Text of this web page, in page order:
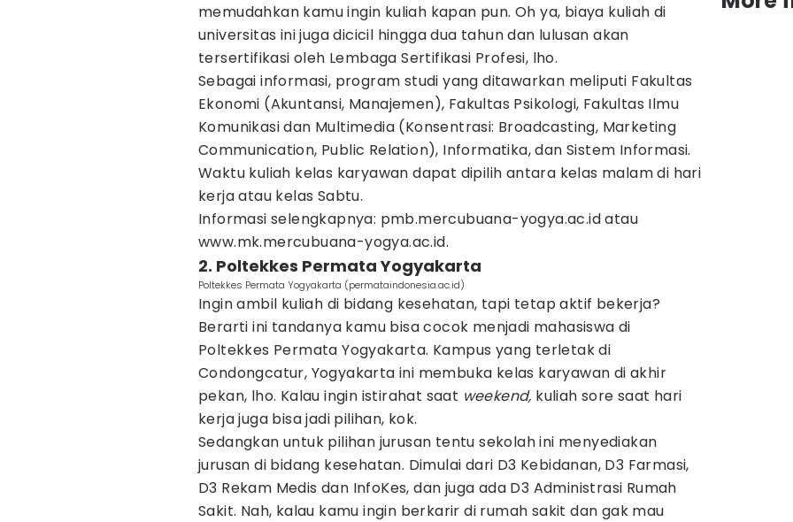
memudahkan kamu ingin kuliah kapan pun. Oh ya, biaya kuliah di
universitas ini juga dicicil hingga dua tahun dan lulusan akan
tersertifikasi oleh Lembaga Sertifikasi Profesi, lho.
Sebagai informasi, program studi yang ditawarkan meliputi Fakultas
Ekonomi (Akuntansi, Manajemen), Fakultas Psikologi, Fakultas Ilmu
Komunikasi dan Multimedia (Konsentrasi: Broadcasting, Marketing
Communication, Public Relation), Informatika, dan Sistem Informasi.
Waktu kuliah kelas karyawan dapat dipilih antara kelas malam di hari
kerja atau kelas Sabtu.
Informasi selengkapnya: pmb.mercubuana-yogya.ac.id atau
www.mk.mercubuana-yogya.ac.id.
2. Poltekkes Permata Yogyakarta
Poltekkes Permata Yogyakarta (permataindonesia.ac.id)
Ingin ambil kuliah di bidang kesehatan, tapi tetap aktif bekerja?
Berarti ini tandanya kamu bisa cocok menjadi mahasiswa di
Poltekkes Permata Yogyakarta. Kampus yang terletak di
Condongcatur, Yogyakarta ini membuka kelas karyawan di akhir
pekan, lho. Kalau ingin istirahat saat weekend, kuliah sore saat hari
kerja juga bisa jadi pilihan, kok.
Sedangkan untuk pilihan jurusan tentu sekolah ini menyediakan
jurusan di bidang kesehatan. Dimulai dari D3 Kebidanan, D3 Farmasi,
D3 Rekam Medis dan InfoKes, dan juga ada D3 Administrasi Rumah
Sakit. Nah, kalau kamu ingin berkarir di rumah sakit dan gak mau